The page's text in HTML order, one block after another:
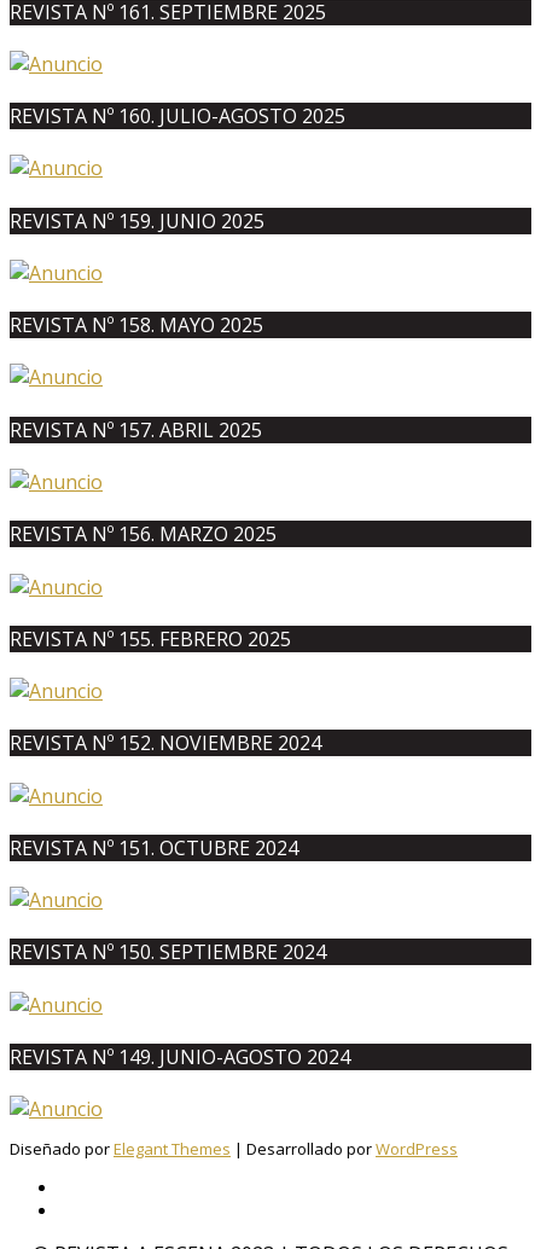
REVISTA Nº 161. SEPTIEMBRE 2025
REVISTA Nº 160. JULIO-AGOSTO 2025
REVISTA Nº 159. JUNIO 2025
REVISTA Nº 158. MAYO 2025
REVISTA Nº 157. ABRIL 2025
REVISTA Nº 156. MARZO 2025
REVISTA Nº 155. FEBRERO 2025
REVISTA Nº 152. NOVIEMBRE 2024
REVISTA Nº 151. OCTUBRE 2024
REVISTA Nº 150. SEPTIEMBRE 2024
REVISTA Nº 149. JUNIO-AGOSTO 2024
Diseñado porElegant Themes | Desarrollado porWordPress